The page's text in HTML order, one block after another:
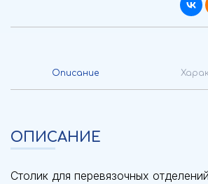
Описание
ОПИСАНИЕ
Столик для перевязочных